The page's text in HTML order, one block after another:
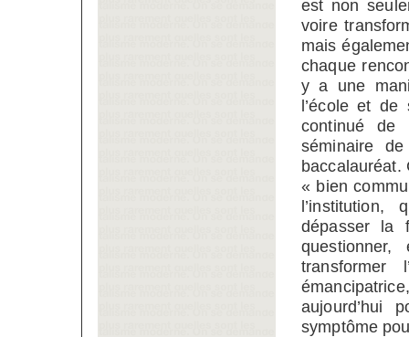
est non
voire
mais
chaque
y a une
l’école et de
continué de
séminaire
baccalauréat.
« bien
l’institution,
dépasser la
transformer
aujourd’hui
symptôme